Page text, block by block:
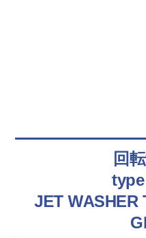
回
JET WASHER